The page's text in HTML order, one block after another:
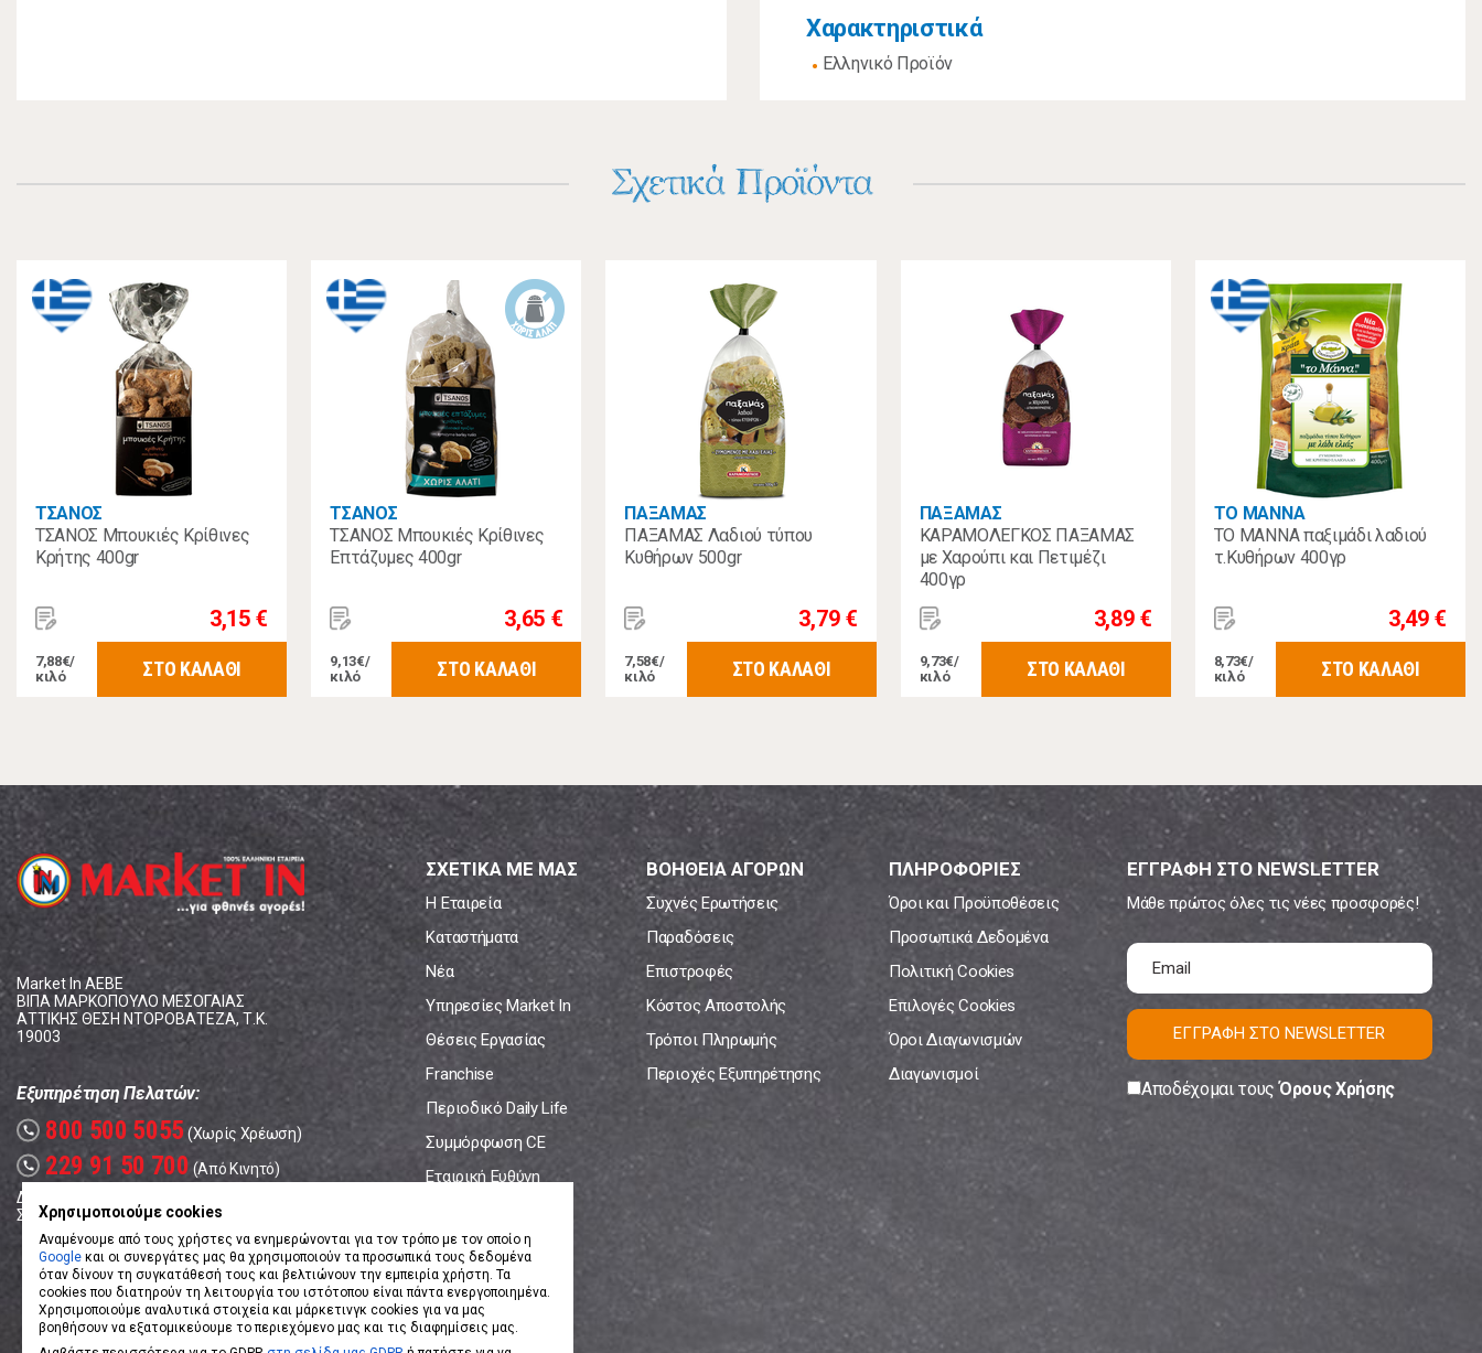
Χαρακτηριστικά
Ελληνικό Προϊόν
Σχετικά Προϊόντα
ΤΣΑΝΟΣ
ΤΣΑΝΟΣ Μπουκιές Κρίθινες
Κρήτης 400gr
3,15 €
7,88€/
κιλό
ΣΤΟ ΚΑΛΑΘΙ
ΤΣΑΝΟΣ
ΤΣΑΝΟΣ Μπουκιές Κρίθινες
Επτάζυμες 400gr
3,65 €
9,13€/
κιλό
ΣΤΟ ΚΑΛΑΘΙ
ΠΑΞΑΜΑΣ
ΠΑΞΑΜΑΣ Λαδιού τύπου
Κυθήρων 500gr
3,79 €
7,58€/
κιλό
ΣΤΟ ΚΑΛΑΘΙ
ΠΑΞΑΜΑΣ
ΚΑΡΑΜΟΛΕΓΚΟΣ ΠΑΞΑΜΑΣ
με Χαρούπι και Πετιμέζι
400γρ
3,89 €
9,73€/
κιλό
ΣΤΟ ΚΑΛΑΘΙ
ΤΟ ΜΑΝΝΑ
ΤΟ ΜΑΝΝΑ παξιμάδι λαδιού
τ.Κυθήρων 400γρ
3,49 €
8,73€/
κιλό
ΣΤΟ ΚΑΛΑΘΙ
Market In ΑΕΒΕ
ΒΙΠΑ ΜΑΡΚΟΠΟΥΛΟ ΜΕΣΟΓΑΙΑΣ
ΑΤΤΙΚΗΣ ΘΕΣΗ ΝΤΟΡΟΒΑΤΕΖΑ, Τ.Κ.
19003
Εξυπηρέτηση Πελατών:
call 800 500 5055 (Χωρίς Χρέωση)
call 229 91 50 700 (Από Κινητό)
Δευτέρα - Παρασκευή: 08:00 - 17:00
Σάββατο: 08:00 – 14:00
ΣΧΕΤΙΚΑ ΜΕ ΜΑΣ
Η Εταιρεία
Καταστήματα
Νέα
Υπηρεσίες Market In
Θέσεις Εργασίας
Franchise
Περιοδικό Daily Life
Συμμόρφωση CE
Εταιρική Ευθύνη
ΒΟΗΘΕΙΑ ΑΓΟΡΩΝ
Συχνές Ερωτήσεις
Παραδόσεις
Επιστροφές
Κόστος Αποστολής
Τρόποι Πληρωμής
Περιοχές Εξυπηρέτησης
ΠΛΗΡΟΦΟΡΙΕΣ
Όροι και Προϋποθέσεις
Προσωπικά Δεδομένα
Πολιτική Cookies
Επιλογές Cookies
Όροι Διαγωνισμών
Διαγωνισμοί
ΕΓΓΡΑΦΗ ΣΤΟ NEWSLETTER
Μάθε πρώτος όλες τις νέες προσφορές!
ΕΓΓΡΑΦΗ ΣΤΟ NEWSLETTER
Αποδέχομαι τουςΌρους Χρήσης
Χρησιμοποιούμε cookies
Αναμένουμε από τους χρήστες να ενημερώνονται για τον τρόπο με τον οποίο η
Google και οι συνεργάτες μας θα χρησιμοποιούν τα προσωπικά τους δεδομένα
όταν δίνουν τη συγκατάθεσή τους και βελτιώνουν την εμπειρία χρήστη. Τα
cookies που διατηρούν τη λειτουργία του ιστότοπου είναι πάντα ενεργοποιημένα.
Χρησιμοποιούμε αναλυτικά στοιχεία και μάρκετινγκ cookies για να μας
βοηθήσουν να εξατομικεύουμε το περιεχόμενο μας και τις διαφημίσεις μας.